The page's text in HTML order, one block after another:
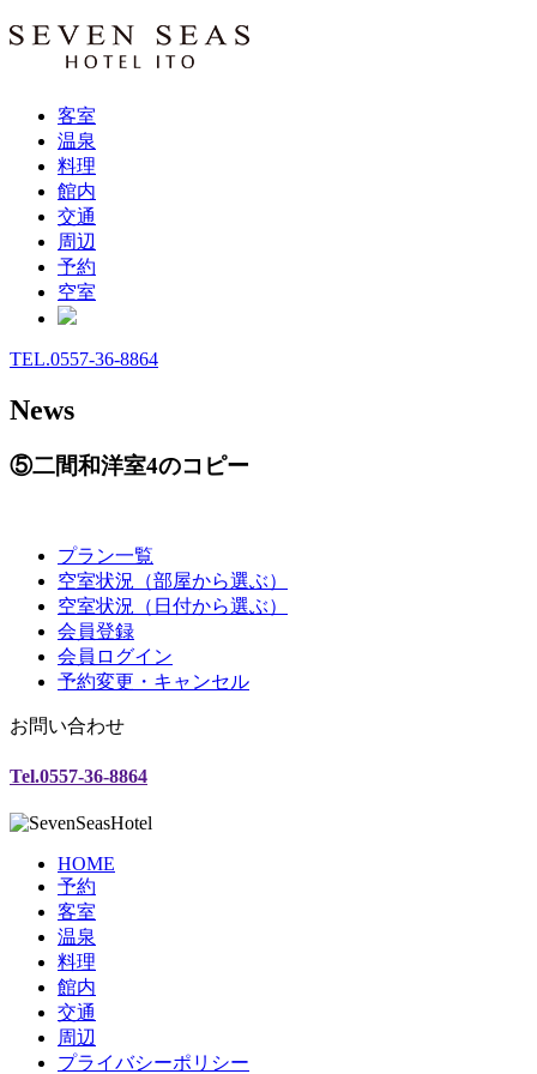
客室
温泉
料理
館内
交通
周辺
予約
空室
TEL.0557-36-8864
News
⑤二間和洋室4のコピー
プラン一覧
空室状況（部屋から選ぶ）
空室状況（日付から選ぶ）
会員登録
会員ログイン
予約変更・キャンセル
お問い合わせ
Tel.0557-36-8864
HOME
予約
客室
温泉
料理
館内
交通
周辺
プライバシーポリシー